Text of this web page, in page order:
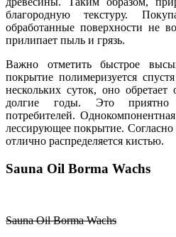
благородную текстуру.
обработанные поверхности не
прилипает пыль и грязь.
Важно отметить быстрое
покрытие полимеризуется
нескольких суток, оно обретает
долгие годы. Это приятно
потребителей.
лессирующее покрытие. Согласно
отлично распределяется кистью.
Sauna Oil Borma Wachs
Sauna Oil Borma Wachs